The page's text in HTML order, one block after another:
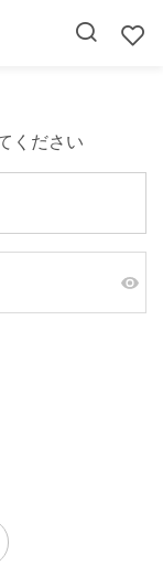
ください